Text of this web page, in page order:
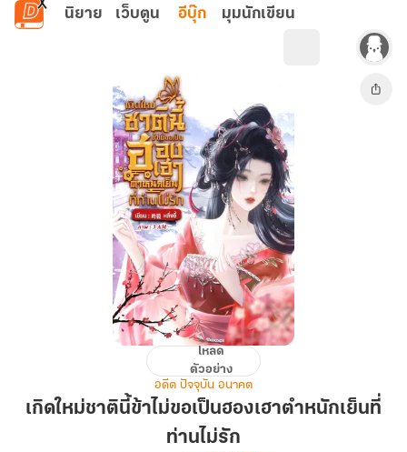
ข้ามไปยังเนื้อหาหลัก
นิยาย เว็บตูน อีบุ๊ก มุมนักเขียน
ชาติ
โหลด
ตัวอย่าง
อดีต ปัจจุบัน อนาคต
เกิดใหม่ชาตินี้ข้าไม่ขอเป็นฮองเฮาตำหนักเย็นที่
ท่านไม่รัก